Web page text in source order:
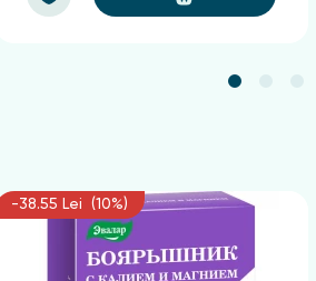
-38.55 Lei (10%)